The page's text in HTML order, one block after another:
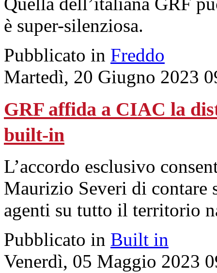
è super-silenziosa.
Pubblicato in Freddo
Martedì, 20 Giugno 2023
GRF affida a CIAC la
built-in
L’accordo esclusivo
Maurizio Severi di contare
agenti su tutto il territorio
Pubblicato in Built in
Venerdì, 05 Maggio 2023